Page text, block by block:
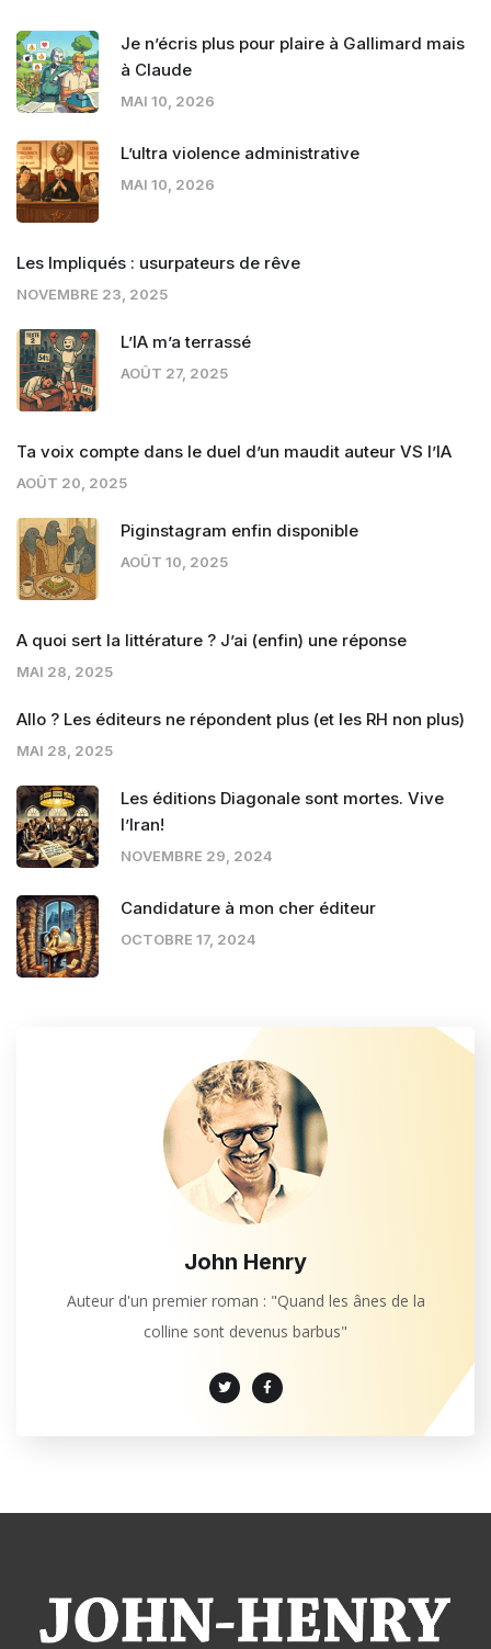
Je n’écris plus pour plaire à Gallimard mais
à Claude
MAI 10, 2026
L’ultra violence administrative
MAI 10, 2026
Les Impliqués : usurpateurs de rêve
NOVEMBRE 23, 2025
L’IA m’a terrassé
AOÛT 27, 2025
Ta voix compte dans le duel d’un maudit auteur VS l’IA
AOÛT 20, 2025
Piginstagram enfin disponible
AOÛT 10, 2025
A quoi sert la littérature ? J’ai (enfin) une réponse
MAI 28, 2025
Allo ? Les éditeurs ne répondent plus (et les RH non plus)
MAI 28, 2025
Les éditions Diagonale sont mortes. Vive
l’Iran!
NOVEMBRE 29, 2024
Candidature à mon cher éditeur
OCTOBRE 17, 2024
John Henry
Auteur d'un premier roman : "Quand les ânes de la
colline sont devenus barbus"